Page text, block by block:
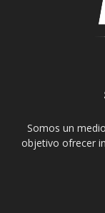
Somos un
objetivo ofrecer